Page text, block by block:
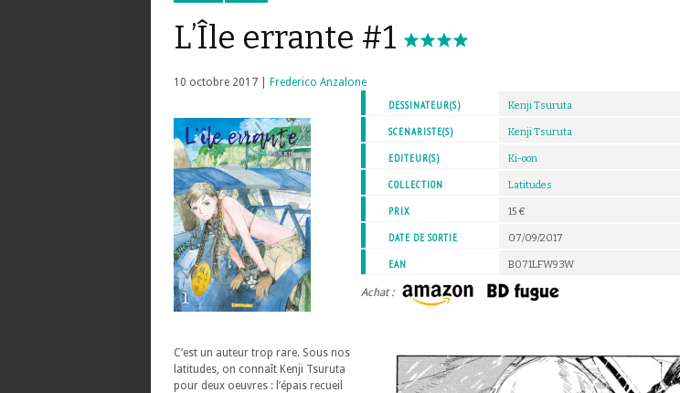
L’Île errante #1
10 octobre 2017 |
Frederico Anzalone
DESSINATEUR(S)
Kenji Tsuruta
SCENARISTE(S) Kenji Tsuruta
EDITEUR(S) Ki-oon
COLLECTION Latitudes
PRIX 15 €
DATE DE SORTIE 07/09/2017
EAN B071LFW93W
Achat :
C’est un auteur trop rare. Sous nos
latitudes, on connaît Kenji Tsuruta
pour deux oeuvres : l’épais recueil